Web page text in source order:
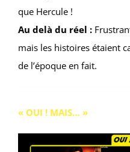
que Hercule !
Au delà du réel :
mais les histoires étaient
de l’époque en fait.
« OUI ! MAIS… »